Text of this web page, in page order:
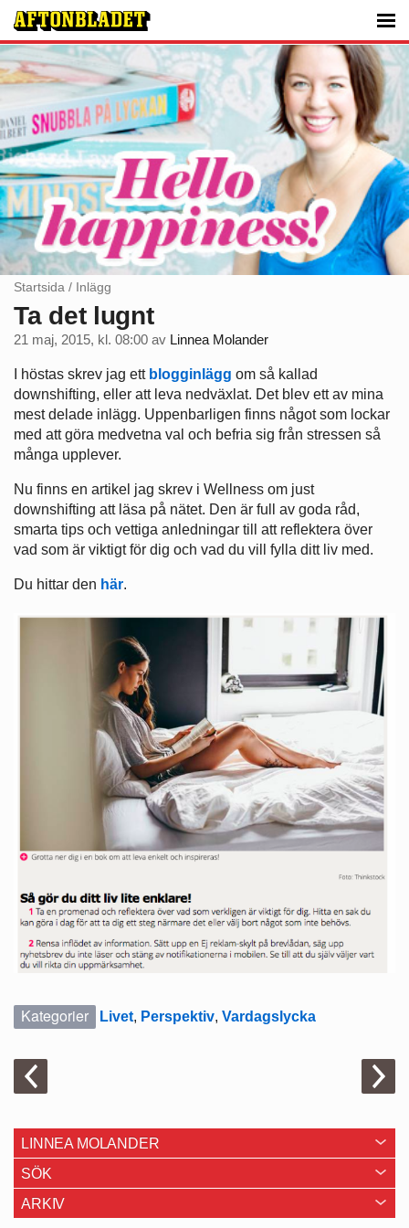
Startsida / Inlägg
Ta det lugnt
21 maj, 2015, kl. 08:00 av Linnea Molander
I höstas skrev jag ett blogginlägg om så kallad
downshifting, eller att leva nedväxlat. Det blev ett av mina
mest delade inlägg. Uppenbarligen finns något som lockar
med att göra medvetna val och befria sig från stressen så
många upplever.
Nu finns en artikel jag skrev i Wellness om just
downshifting att läsa på nätet. Den är full av goda råd,
smarta tips och vettiga anledningar till att reflektera över
vad som är viktigt för dig och vad du vill fylla ditt liv med.
Du hittar den här.
Kategorier Livet, Perspektiv, Vardagslycka
LINNEA MOLANDER
SÖK
ARKIV